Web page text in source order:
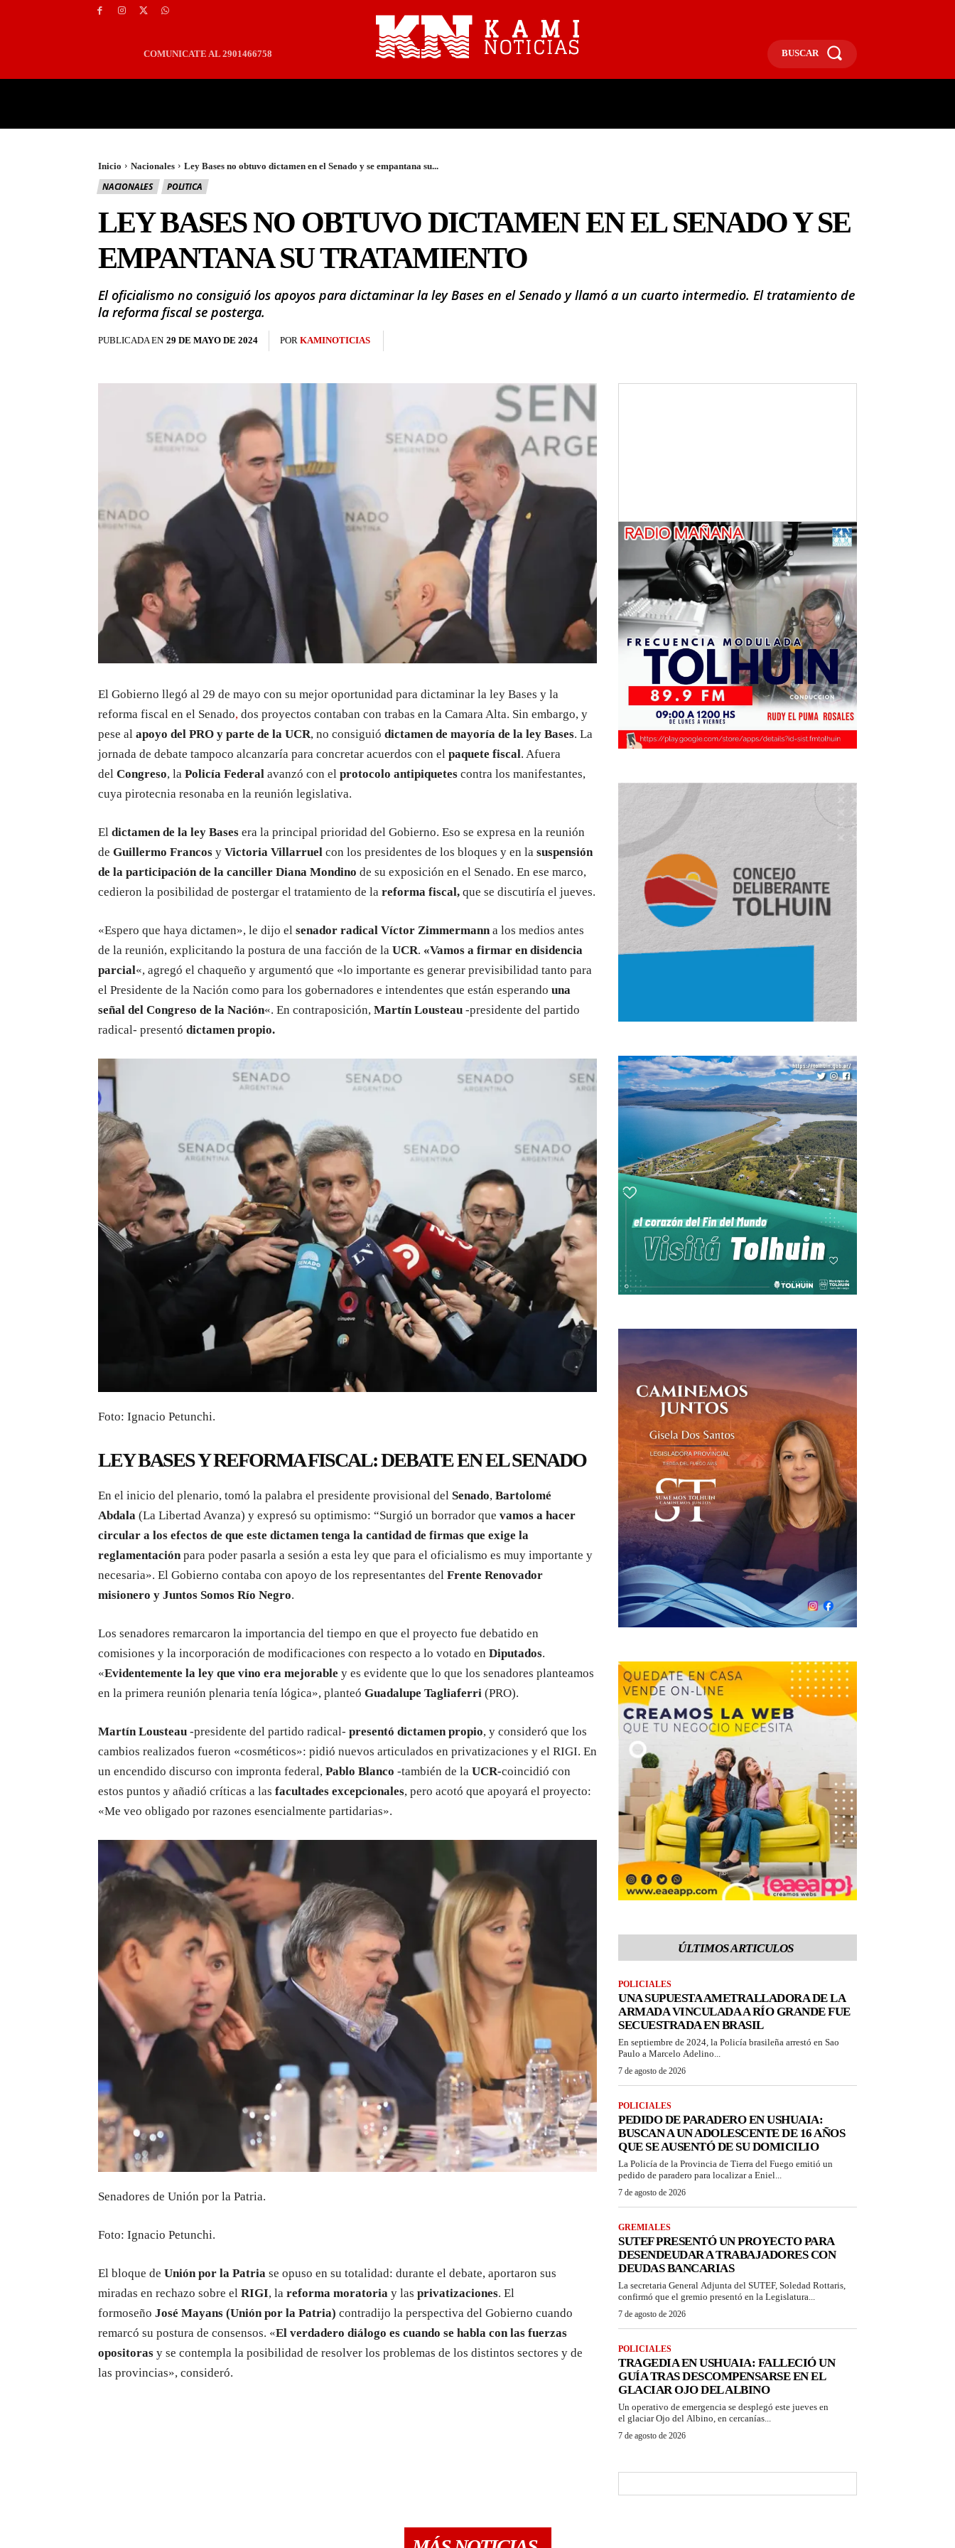
COMUNICATE AL 2901466758 BUSCAR
Inicio Nacionales Ley Bases no obtuvo dictamen en el Senado y se empantana su...
NACIONALES POLITICA
LEY BASES NO OBTUVO DICTAMEN EN EL SENADO Y SE
EMPANTANA SU TRATAMIENTO
El oficialismo no consiguió los apoyos para dictaminar la ley Bases en el Senado y llamó a un cuarto intermedio. El tratamiento de
la reforma fiscal se posterga.
PUBLICADA EN 29 DE MAYO DE 2024 POR KAMINOTICIAS
El Gobierno llegó al 29 de mayo con su mejor oportunidad para dictaminar la ley Bases y la
reforma fiscal en el Senado, dos proyectos contaban con trabas en la Camara Alta. Sin embargo, y
pese al apoyo del PRO y parte de la UCR, no consiguió dictamen de mayoría de la ley Bases. La
jornada de debate tampoco alcanzaría para concretar acuerdos con el paquete fiscal. Afuera
del Congreso, la Policía Federal avanzó con el protocolo antipiquetes contra los manifestantes,
cuya pirotecnia resonaba en la reunión legislativa.
El dictamen de la ley Bases era la principal prioridad del Gobierno. Eso se expresa en la reunión
de Guillermo Francos y Victoria Villarruel con los presidentes de los bloques y en la suspensión
de la participación de la canciller Diana Mondino de su exposición en el Senado. En ese marco,
cedieron la posibilidad de postergar el tratamiento de la reforma fiscal, que se discutiría el jueves.
«Espero que haya dictamen», le dijo el senador radical Víctor Zimmermanna los medios antes
de la reunión, explicitando la postura de una facción de la UCR. «Vamos a firmar en disidencia
parcial«, agregó el chaqueño y argumentó que «lo importante es generar previsibilidad tanto para
el Presidente de la Nación como para los gobernadores e intendentes que están esperando una
señal del Congreso de la Nación«. En contraposición, Martín Lousteau -presidente del partido
radical- presentó dictamen propio.
Foto: Ignacio Petunchi.
LEY BASES Y REFORMA FISCAL: DEBATE EN EL SENADO
En el inicio del plenario, tomó la palabra el presidente provisional del Senado, Bartolomé
Abdala (La Libertad Avanza) y expresó su optimismo: “Surgió un borrador que vamos a hacer
circular a los efectos de que este dictamen tenga la cantidad de firmas que exige la
reglamentación para poder pasarla a sesión a esta ley que para el oficialismo es muy importante y
necesaria». El Gobierno contaba con apoyo de los representantes del Frente Renovador
misionero y Juntos Somos Río Negro.
Los senadores remarcaron la importancia del tiempo en que el proyecto fue debatido en
comisiones y la incorporación de modificaciones con respecto a lo votado en Diputados.
«Evidentemente la ley que vino era mejorable y es evidente que lo que los senadores planteamos
en la primera reunión plenaria tenía lógica», planteó Guadalupe Tagliaferri (PRO).
Martín Lousteau -presidente del partido radical- presentó dictamen propio, y consideró que los
cambios realizados fueron «cosméticos»: pidió nuevos articulados en privatizaciones y el RIGI. En
un encendido discurso con impronta federal, Pablo Blanco -también de la UCR-coincidió con
estos puntos y añadió críticas a las facultades excepcionales, pero acotó que apoyará el proyecto:
«Me veo obligado por razones esencialmente partidarias».
Senadores de Unión por la Patria.
Foto: Ignacio Petunchi.
El bloque de Unión por la Patria se opuso en su totalidad: durante el debate, aportaron sus
miradas en rechazo sobre el RIGI, la reforma moratoria y las privatizaciones. El
formoseño José Mayans (Unión por la Patria) contradijo la perspectiva del Gobierno cuando
remarcó su postura de consensos. «El verdadero diálogo es cuando se habla con las fuerzas
opositoras y se contempla la posibilidad de resolver los problemas de los distintos sectores y de
las provincias», consideró.
ÚLTIMOS ARTICULOS
POLICIALES
UNA SUPUESTA AMETRALLADORA DE LA
ARMADA VINCULADA A RÍO GRANDE FUE
SECUESTRADA EN BRASIL
En septiembre de 2024, la Policía brasileña arrestó en Sao
Paulo a Marcelo Adelino...
7 de agosto de 2026
POLICIALES
PEDIDO DE PARADERO EN USHUAIA:
BUSCAN A UN ADOLESCENTE DE 16 AÑOS
QUE SE AUSENTÓ DE SU DOMICILIO
La Policía de la Provincia de Tierra del Fuego emitió un
pedido de paradero para localizar a Eniel...
7 de agosto de 2026
GREMIALES
SUTEF PRESENTÓ UN PROYECTO PARA
DESENDEUDAR A TRABAJADORES CON
DEUDAS BANCARIAS
La secretaria General Adjunta del SUTEF, Soledad Rottaris,
confirmó que el gremio presentó en la Legislatura...
7 de agosto de 2026
POLICIALES
TRAGEDIA EN USHUAIA: FALLECIÓ UN
GUÍA TRAS DESCOMPENSARSE EN EL
GLACIAR OJO DEL ALBINO
Un operativo de emergencia se desplegó este jueves en
el glaciar Ojo del Albino, en cercanías...
7 de agosto de 2026